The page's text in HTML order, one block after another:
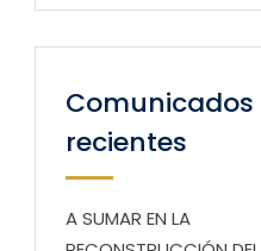
Comunicados
recientes
A SUMAR EN LA